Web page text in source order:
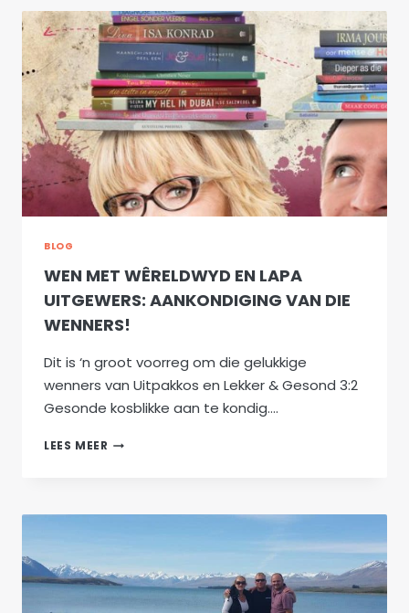
DIE
BUITELAND
BESKIKBAAR
BLOG
WEN MET WÊRELDWYD EN LAPA
UITGEWERS: AANKONDIGING VAN DIE
WENNERS!
Dit is ‘n groot voorreg om die gelukkige
wenners van Uitpakkos en Lekker & Gesond 3:2
Gesonde kosblikke aan te kondig….
LEES MEER WEN
LAPA
AANKONDIGING
VAN
DIE
WENNERS!